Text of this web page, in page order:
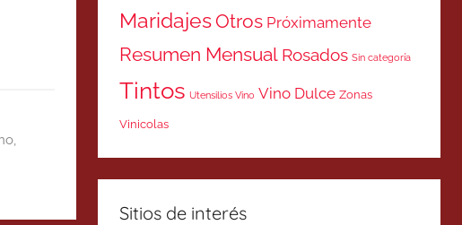
,
MaridajesOtros Próximamente
Resumen Mensual Rosados Sin categoría
Tintos Utensilios Vino Vino Dulce Zonas
Vinicolas
Sitios de interés